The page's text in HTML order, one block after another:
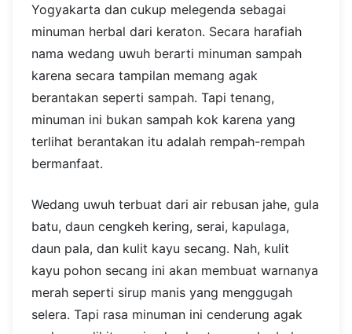
Yogyakarta dan cukup melegenda sebagai
minuman herbal dari keraton. Secara harafiah
nama wedang uwuh berarti minuman sampah
karena secara tampilan memang agak
berantakan seperti sampah. Tapi tenang,
minuman ini bukan sampah kok karena yang
terlihat berantakan itu adalah rempah-rempah
bermanfaat.
Wedang uwuh terbuat dari air rebusan jahe, gula
batu, daun cengkeh kering, serai, kapulaga,
daun pala, dan kulit kayu secang. Nah, kulit
kayu pohon secang ini akan membuat warnanya
merah seperti sirup manis yang menggugah
selera. Tapi rasa minuman ini cenderung agak